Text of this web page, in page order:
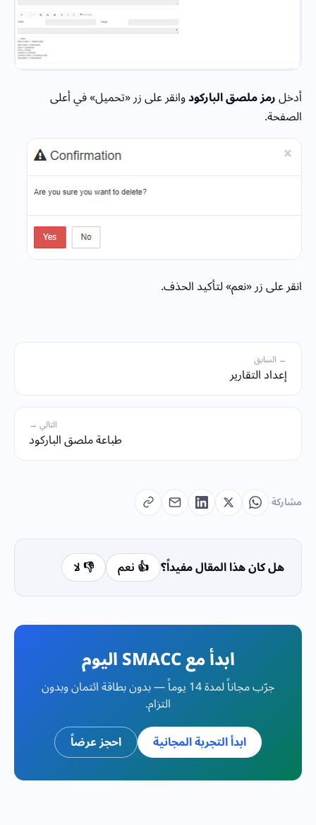
أدخلرمز ملصق الباركودوانقر على زر «تحميل» في أعلى
الصفحة.
انقر على زر «نعم» لتأكيد الحذف.
← السابق
إعداد التقارير
التالي →
طباعة ملصق الباركود
مشاركة
هل كان هذا المقال مفيداً؟ 👍 نعم 👎 لا
ابدأ مع SMACC اليوم
جرّب مجاناً لمدة 14 يوماً — بدون بطاقة ائتمان وبدون
التزام.
ابدأ التجربة المجانية
احجز عرضاً